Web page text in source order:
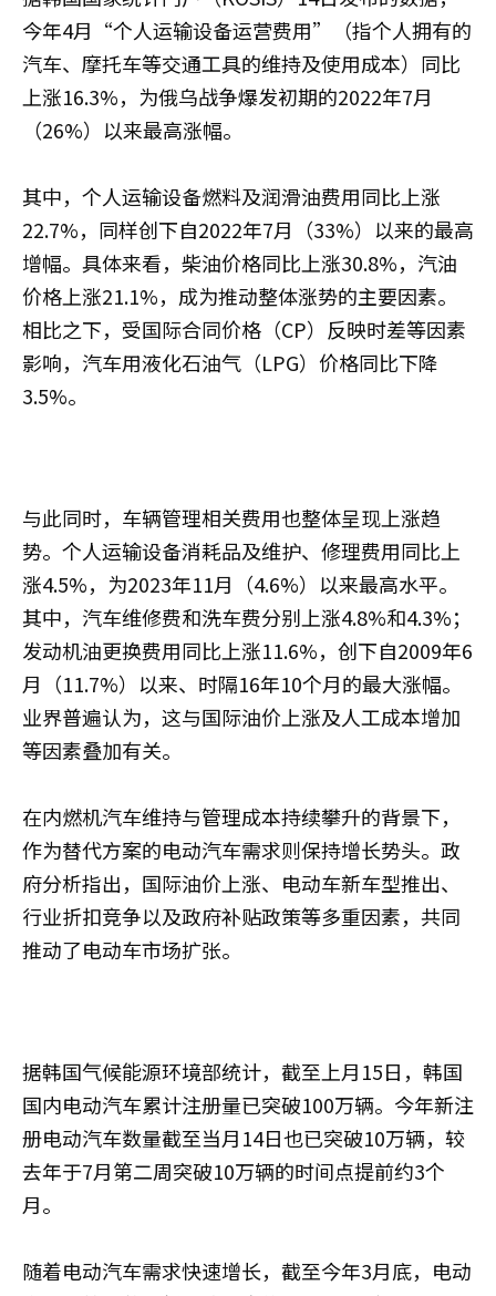
今年4月“个人运输设备运营费用”（指个人拥有的
汽车、摩托车等交通工具的维持及使用成本）同比
上涨16.3%，为俄乌战争爆发初期的2022年7月
（26%）以来最高涨幅。
其中，个人运输设备燃料及润滑油费用同比上涨
22.7%，同样创下自2022年7月（33%）以来的最高
增幅。具体来看，柴油价格同比上涨30.8%，汽油
价格上涨21.1%，成为推动整体涨势的主要因素。
相比之下，受国际合同价格（CP）反映时差等因素
影响，汽车用液化石油气（LPG）价格同比下降
3.5%。
与此同时，车辆管理相关费用也整体呈现上涨趋
势。个人运输设备消耗品及维护、修理费用同比上
涨4.5%，为2023年11月（4.6%）以来最高水平。
其中，汽车维修费和洗车费分别上涨4.8%和4.3%；
发动机油更换费用同比上涨11.6%，创下自2009年6
月（11.7%）以来、时隔16年10个月的最大涨幅。
业界普遍认为，这与国际油价上涨及人工成本增加
等因素叠加有关。
在内燃机汽车维持与管理成本持续攀升的背景下，
作为替代方案的电动汽车需求则保持增长势头。政
府分析指出，国际油价上涨、电动车新车型推出、
行业折扣竞争以及政府补贴政策等多重因素，共同
推动了电动车市场扩张。
据韩国气候能源环境部统计，截至上月15日，韩国
国内电动汽车累计注册量已突破100万辆。今年新注
册电动汽车数量截至当月14日也已突破10万辆，较
去年于7月第二周突破10万辆的时间点提前约3个
月。
随着电动汽车需求快速增长，截至今年3月底，电动